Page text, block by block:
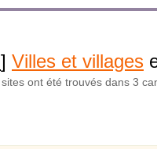
] Villes et villages
sites ont été trouvés dans 3